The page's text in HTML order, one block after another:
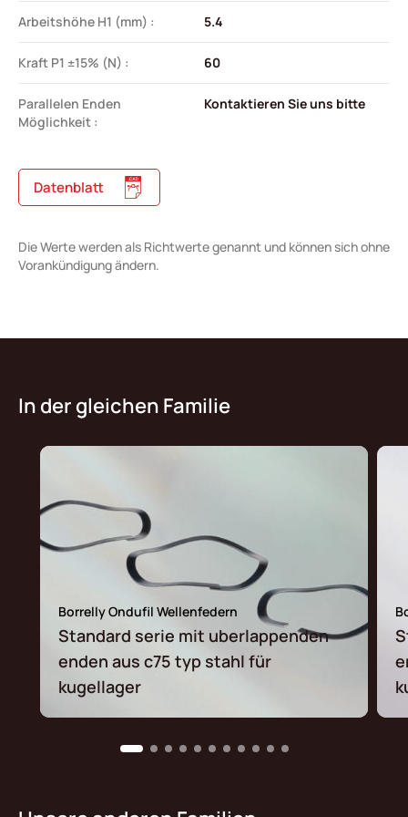
Arbeitshöhe H1 (mm) : 5.4
Kraft P1 ±15% (N) : 60
Parallelen Enden
Möglichkeit :
Kontaktieren Sie uns bitte
Datenblatt
Die Werte werden als Richtwerte genannt und können sich ohne
Vorankündigung ändern.
In der gleichen Familie
Borrelly Ondufil Wellenfedern
Standard serie mit uberlappenden
enden aus c75 typ stahl für
kugellager